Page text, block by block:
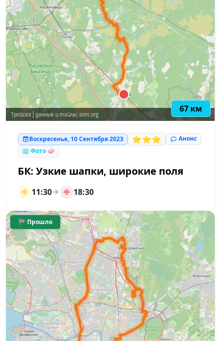
67 км
Воскресенье, 10 Сентября 2023 ⭐⭐⭐
Анонс
Фото 🧼
БК: Узкие шапки, широкие поля
11:30 18:30
🏁 Прошло